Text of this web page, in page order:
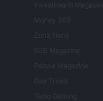
Investimenti Magazine
Money 365
Zona Nerd
B2B Magazine
People Magazine
Day Travel
Tutto Gaming